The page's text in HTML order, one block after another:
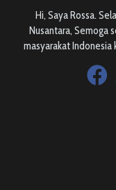
Hi, Saya Rossa.
Nusantara, Semoga
masyarakat Indonesia